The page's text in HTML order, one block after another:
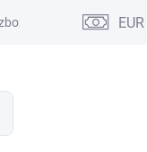
Podmínky EUR